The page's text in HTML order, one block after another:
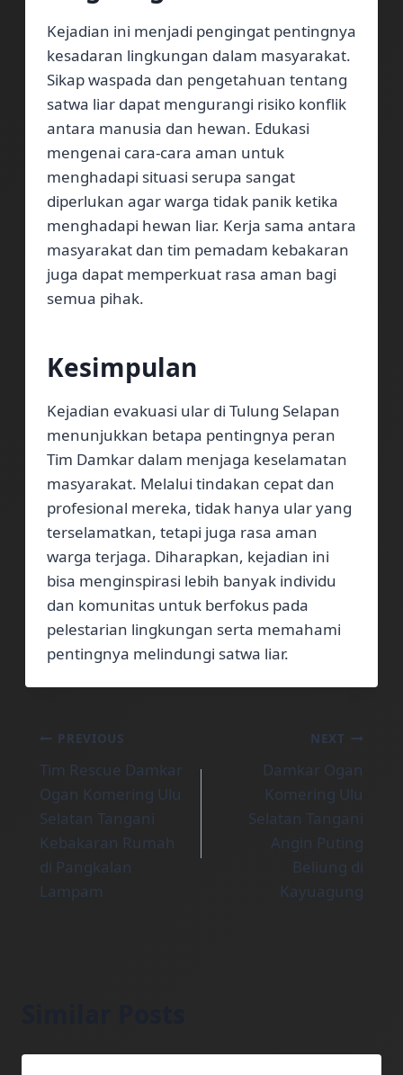
Kejadian ini menjadi pengingat pentingnya
kesadaran lingkungan dalam masyarakat.
Sikap waspada dan pengetahuan tentang
satwa liar dapat mengurangi risiko konflik
antara manusia dan hewan. Edukasi
mengenai cara-cara aman untuk
menghadapi situasi serupa sangat
diperlukan agar warga tidak panik ketika
menghadapi hewan liar. Kerja sama antara
masyarakat dan tim pemadam kebakaran
juga dapat memperkuat rasa aman bagi
semua pihak.
Kesimpulan
Kejadian evakuasi ular di Tulung Selapan
menunjukkan betapa pentingnya peran
Tim Damkar dalam menjaga keselamatan
masyarakat. Melalui tindakan cepat dan
profesional mereka, tidak hanya ular yang
terselamatkan, tetapi juga rasa aman
warga terjaga. Diharapkan, kejadian ini
bisa menginspirasi lebih banyak individu
dan komunitas untuk berfokus pada
pelestarian lingkungan serta memahami
pentingnya melindungi satwa liar.
Post
navigation
PREVIOUS
Tim Rescue Damkar
Ogan Komering Ulu
Selatan Tangani
Kebakaran Rumah
di Pangkalan
Lampam
NEXT
Damkar Ogan
Komering Ulu
Selatan Tangani
Angin Puting
Beliung di
Kayuagung